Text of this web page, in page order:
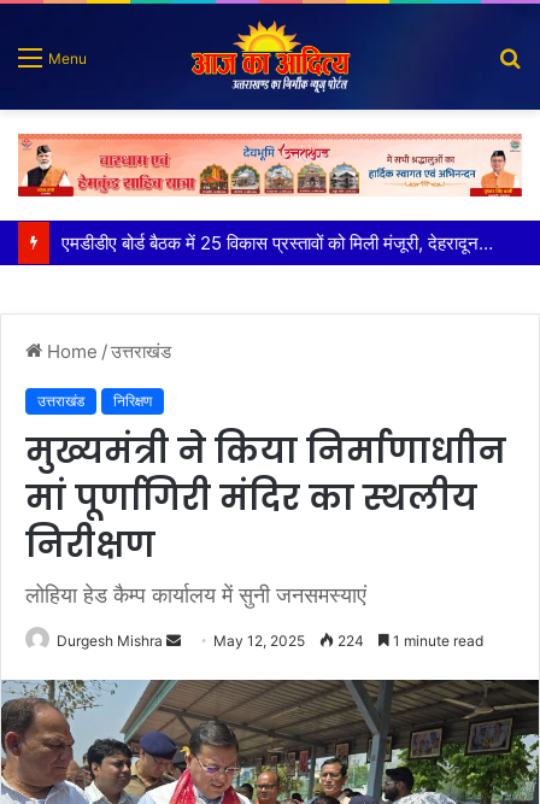
Menu
मुख्य सचिव ने अंडरग्राउंड विद्युत लाइन परियोजना का प्रस्ताव तैयार करने के दिये निर्देश
Home /उत्तराखंड
उत्तराखंड निरिक्षण
मुख्यमंत्री ने किया निर्माणाधाीन
मां पूर्णागिरी मंदिर का स्थलीय
निरीक्षण
लोहिया हेड कैम्प कार्यालय में सुनी जनसमस्याएं
Durgesh Mishra
Send
email
May 12, 2025 224 1 minute read